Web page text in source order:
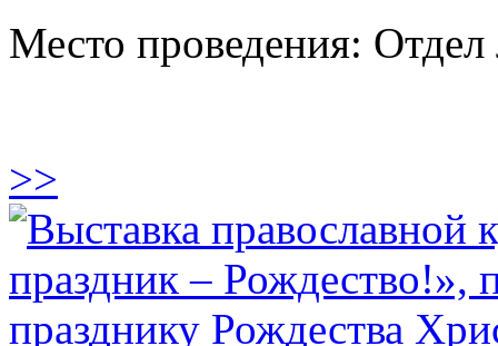
Место проведения: Отдел
>>